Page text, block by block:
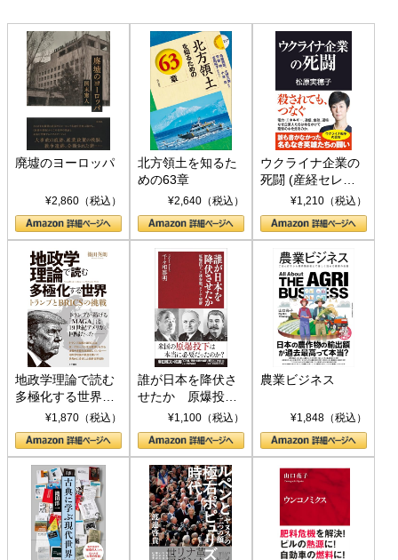
廃墟のヨーロッパ
¥2,860（税込）
北方領土を知るた
めの63章
¥2,640（税込）
ウクライナ企業の
死闘 (産経セレク
ト S 039)¥1,210（税込）
地政学理論で読む
多極化する世界：
トランプとBRICS
の挑戦
¥1,870（税込）
誰が日本を降伏さ
せたか 原爆投
下、ソ連参戦、そ
して聖断 (PHP新
書)
¥1,100（税込）
農業ビジネス
¥1,848（税込）